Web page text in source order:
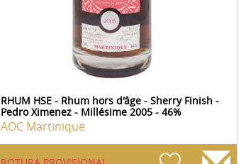
RHUM HSE - Rhum hors d'âge - Sherry Finish -
Pedro Ximenez - Millésime 2005 - 46%
AOC Martinique